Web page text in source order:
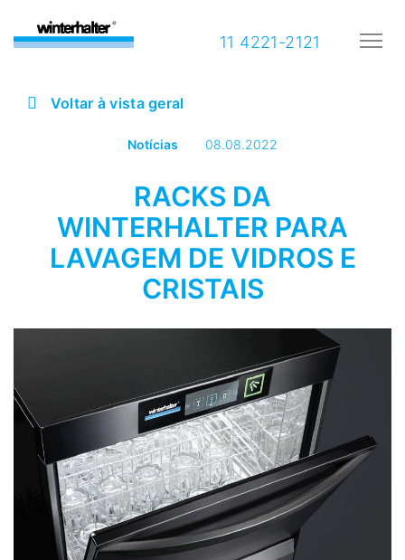
11 4221-2121
Voltar à vista geral
Notícias 08.08.2022
RACKS DA
WINTERHALTER PARA
LAVAGEM DE VIDROS E
CRISTAIS